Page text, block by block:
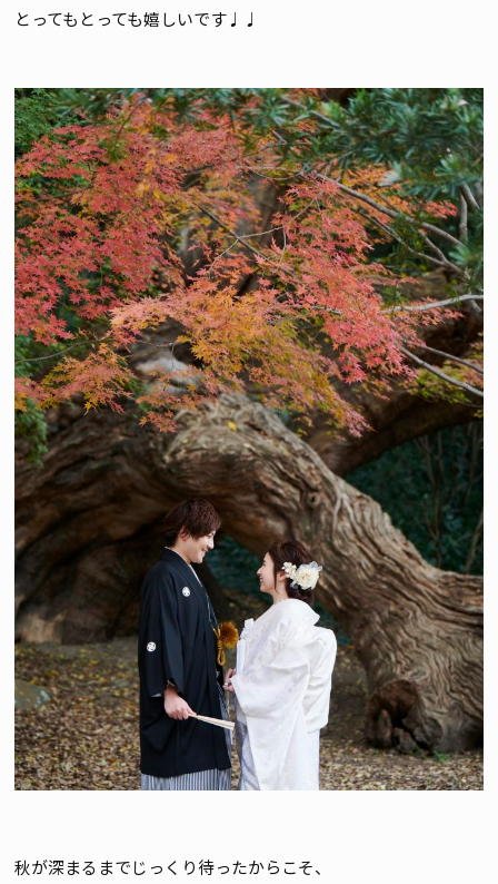
とってもとっても嬉しいです♩♩
秋が深まるまでじっくり待ったからこそ、